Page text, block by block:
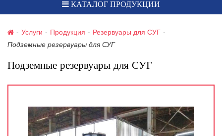
КАТАЛОГ ПРОДУКЦИИ
- Услуги - Продукция - Резервуары для СУГ -
Подземные резервуары для СУГ
Подземные резервуары для СУГ